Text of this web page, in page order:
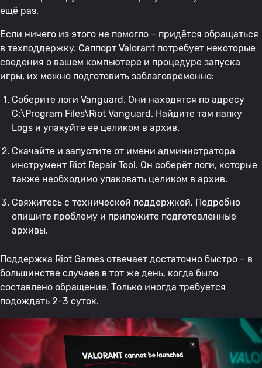
ещё раз.
Если ничего из этого не помогло – придётся обращаться
в техподдержку. Саппорт Valorant потребует некоторые
сведения о вашем компьютере и процедуре запуска
игры, их можно подготовить заблаговременно:
Соберите логи Vanguard. Они находятся по адресу
C:\Program Files\Riot Vanguard. Найдите там папку
Logs и упакуйте её целиком в архив.
Скачайте и запустите от имени администратора
инструмент Riot Repair Tool. Он соберёт логи, которые
также необходимо упаковать целиком в архив.
Свяжитесь с технической поддержкой. Подробно
опишите проблему и приложите подготовленные
архивы.
Поддержка Riot Games отвечает достаточно быстро – в
большинстве случаев в тот же день, когда было
составлено обращение. Только иногда требуется
подождать 2–3 суток.